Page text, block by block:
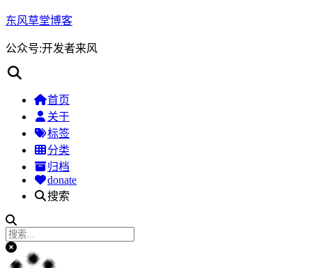
东风草堂博客
公众号:开发者来风
首页
关于
标签
分类
归档
donate
搜索